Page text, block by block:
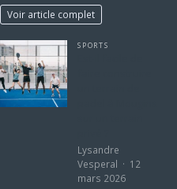
Voir article complet
SPORTS
Lysandre
Vesperal
12
mars 2026